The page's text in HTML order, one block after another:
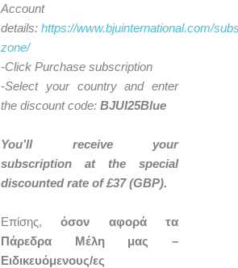
Account
details: https://www.bjuinternational.com/
zone/
-Click Purchase subscription
-Select your country and enter
the discount code: BJUI25Blue
You’ll receive your
subscription at the special
discounted rate of £37 (GBP).
Επίσης,όσον αφορά τα
Πάρεδρα Μέλη μας –
Ειδικευόμενους/ες